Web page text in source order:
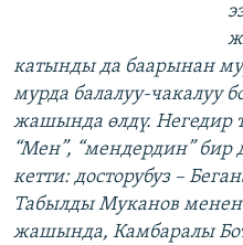
катынды да баарынан
мурда балалуу-чакалуу
жашында өлдү. Негедир
“Мен”, “мендердин” бир
кетти: досторубуз –
Табылды Муканов менен
жашында, Камбаралы